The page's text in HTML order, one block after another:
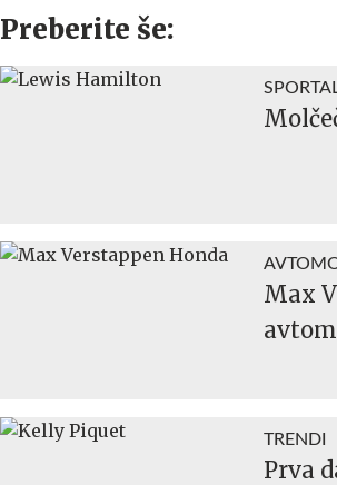
Preberite še:
Max
TRENDI
Prva